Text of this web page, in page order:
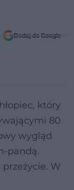
Dodaj do Google
który
80
wygląd
pandą.
W